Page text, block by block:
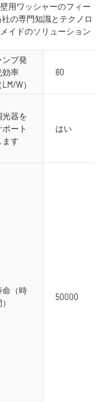
用ワッシャーのフィー
の専門知識とテクノロ
イドのソリューション
ンプ発
効率
LM/W）
80
光器を
ポート
ます
はい
命（時
50000